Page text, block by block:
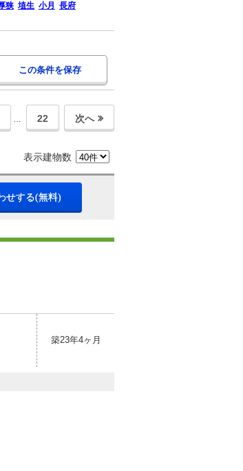
狭 埴生 小月
長府
この条件を保存
… 22 次へ
表示建物数
せする(無料)
築23年4ヶ月